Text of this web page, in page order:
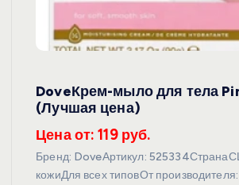
DoveКрем-мыло для тела
(Лучшая цена)
Цена от: 119 руб.
Бренд: DoveАртикул:
кожиДля всех типовОт